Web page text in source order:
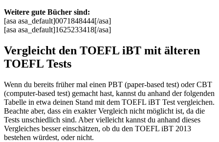
Weitere gute Bücher sind:
[asa asa_default]0071848444[/asa]
[asa asa_default]1625233418[/asa]
Vergleicht den TOEFL iBT mit älteren
TOEFL Tests
Wenn du bereits früher mal einen PBT (paper-based test) oder CBT
(computer-based test) gemacht hast, kannst du anhand der folgenden
Tabelle in etwa deinen Stand mit dem TOEFL iBT Test vergleichen.
Beachte aber, dass ein exakter Vergleich nicht möglicht ist, da die
Tests unschiedlich sind. Aber vielleicht kannst du anhand dieses
Vergleiches besser einschätzen, ob du den TOEFL iBT 2013
bestehen würdest, oder nicht.